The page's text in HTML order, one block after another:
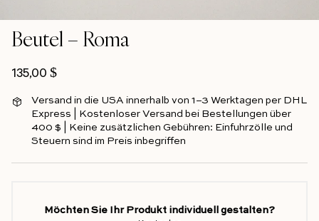
Beutel – Roma
Normalpreis
135,00 $
Versand in die USA innerhalb von 1–3 Werktagen per DHL
Express | Kostenloser Versand bei Bestellungen über
400 $ | Keine zusätzlichen Gebühren: Einfuhrzölle und
Steuern sind im Preis inbegriffen
Möchten Sie Ihr Produkt individuell gestalten?